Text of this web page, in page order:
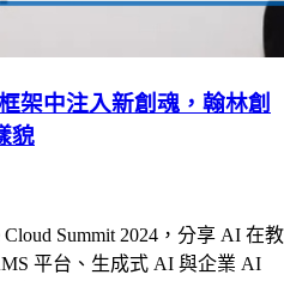
架中注入新創魂，翰林創
貌
Summit 2024，分享 AI 在教
平台、生成式 AI 與企業 AI